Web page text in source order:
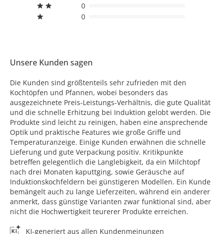
0
0
Unsere Kunden sagen
Die Kunden sind größtenteils sehr zufrieden mit den
Kochtöpfen und Pfannen, wobei besonders das
ausgezeichnete Preis-Leistungs-Verhältnis, die gute Qualität
und die schnelle Erhitzung bei Induktion gelobt werden. Die
Produkte sind leicht zu reinigen, haben eine ansprechende
Optik und praktische Features wie große Griffe und
Temperaturanzeige. Einige Kunden erwähnen die schnelle
Lieferung und gute Verpackung positiv. Kritikpunkte
betreffen gelegentlich die Langlebigkeit, da ein Milchtopf
nach drei Monaten kaputtging, sowie Geräusche auf
Induktionskochfeldern bei günstigeren Modellen. Ein Kunde
bemängelt auch zu lange Lieferzeiten, während ein anderer
anmerkt, dass günstige Varianten zwar funktional sind, aber
nicht die Hochwertigkeit teurerer Produkte erreichen.
KI-generiert aus allen Kundenmeinungen